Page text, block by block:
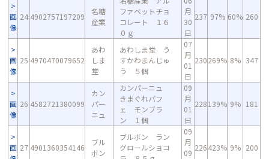
画
像
24 4902757197209
名糖
産業
ファベットチョ
コレート １６
０ｇ
月
30
日
237 97% 60% 260
画
像
25 4970470079652
あわ
しま
堂
あわしま堂 う
すかわまんじゅ
う ５個
07
月
01
日
230269% 8% 347
画
像
26 4582721380099
カン
パー
ニュ
カンパーニュ
きまぐれパフ
ェ モンブラ
ン １個
09
月
01
日
228139% 9% 181
画 27 4901360354146
ブル
ボン
ブルボン ラン
グロールショコ
09
月
09
226423% 9% 200